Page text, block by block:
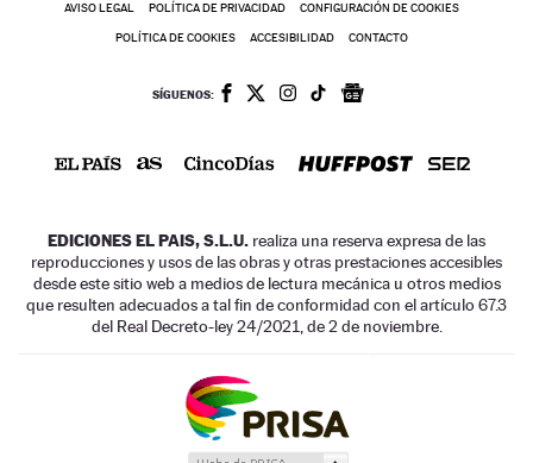
AVISO LEGAL POLÍTICA DE PRIVACIDAD CONFIGURACIÓN DE COOKIES
POLÍTICA DE COOKIES ACCESIBILIDAD CONTACTO
SÍGUENOS:
EDICIONES EL PAIS, S.L.U. realiza una reserva expresa de las
reproducciones y usos de las obras y otras prestaciones accesibles
desde este sitio web a medios de lectura mecánica u otros medios
que resulten adecuados a tal fin de conformidad con el artículo 67.3
del Real Decreto-ley 24/2021, de 2 de noviembre.